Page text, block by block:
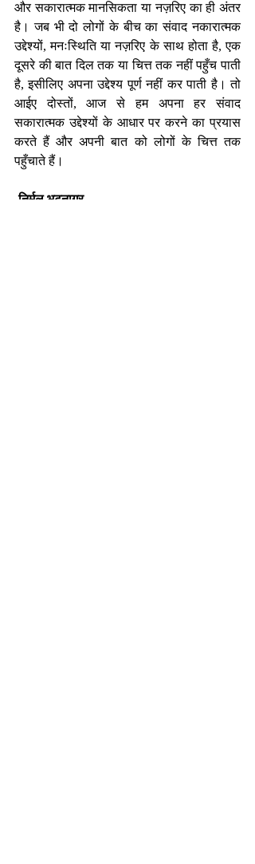
और सकारात्मक मानसिकता या नज़रिए का ही अंतर
है। जब भी दो लोगों के बीच का संवाद नकारात्मक
उद्देश्यों, मनःस्थिति या नज़रिए के साथ होता है, एक
दूसरे की बात दिल तक या चित्त तक नहीं पहुँच पाती
है, इसीलिए अपना उद्देश्य पूर्ण नहीं कर पाती है। तो
आईए दोस्तों, आज से हम अपना हर संवाद
सकारात्मक उद्देश्यों के आधार पर करने का प्रयास
करते हैं और अपनी बात को लोगों के चित्त तक
पहुँचाते हैं।
-निर्मल भटनागर